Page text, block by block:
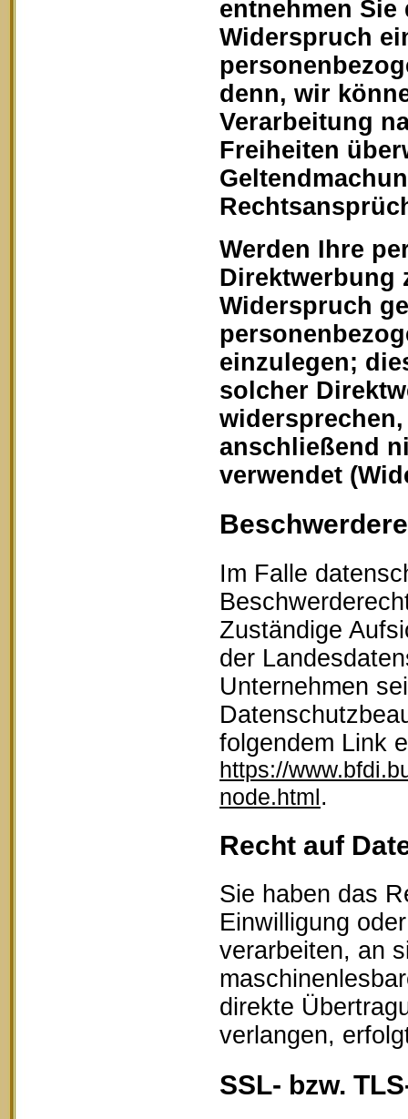
entnehmen
Widerspruch
denn, wir
Verarbeitung
Freiheiten
Werden Ihre
Direktwerbung
Widerspruch
einzulegen;
solcher
anschließend
verwendet
Im Falle
Zuständige
der
Unternehmen
folgendem Link
https://
node.html.
Recht auf
Sie haben das
Einwilligung
verarbeiten, an
direkte
verlangen,
SSL- bzw.